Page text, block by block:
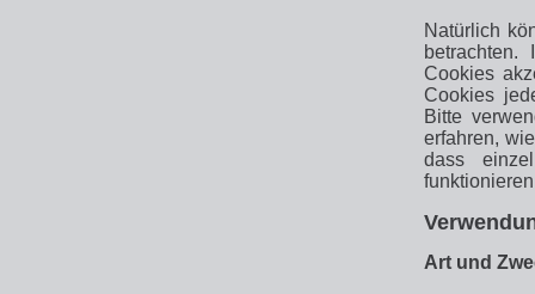
Natürlich
Cookies
Cookies
Bitte
erfahren,
dass
Art und